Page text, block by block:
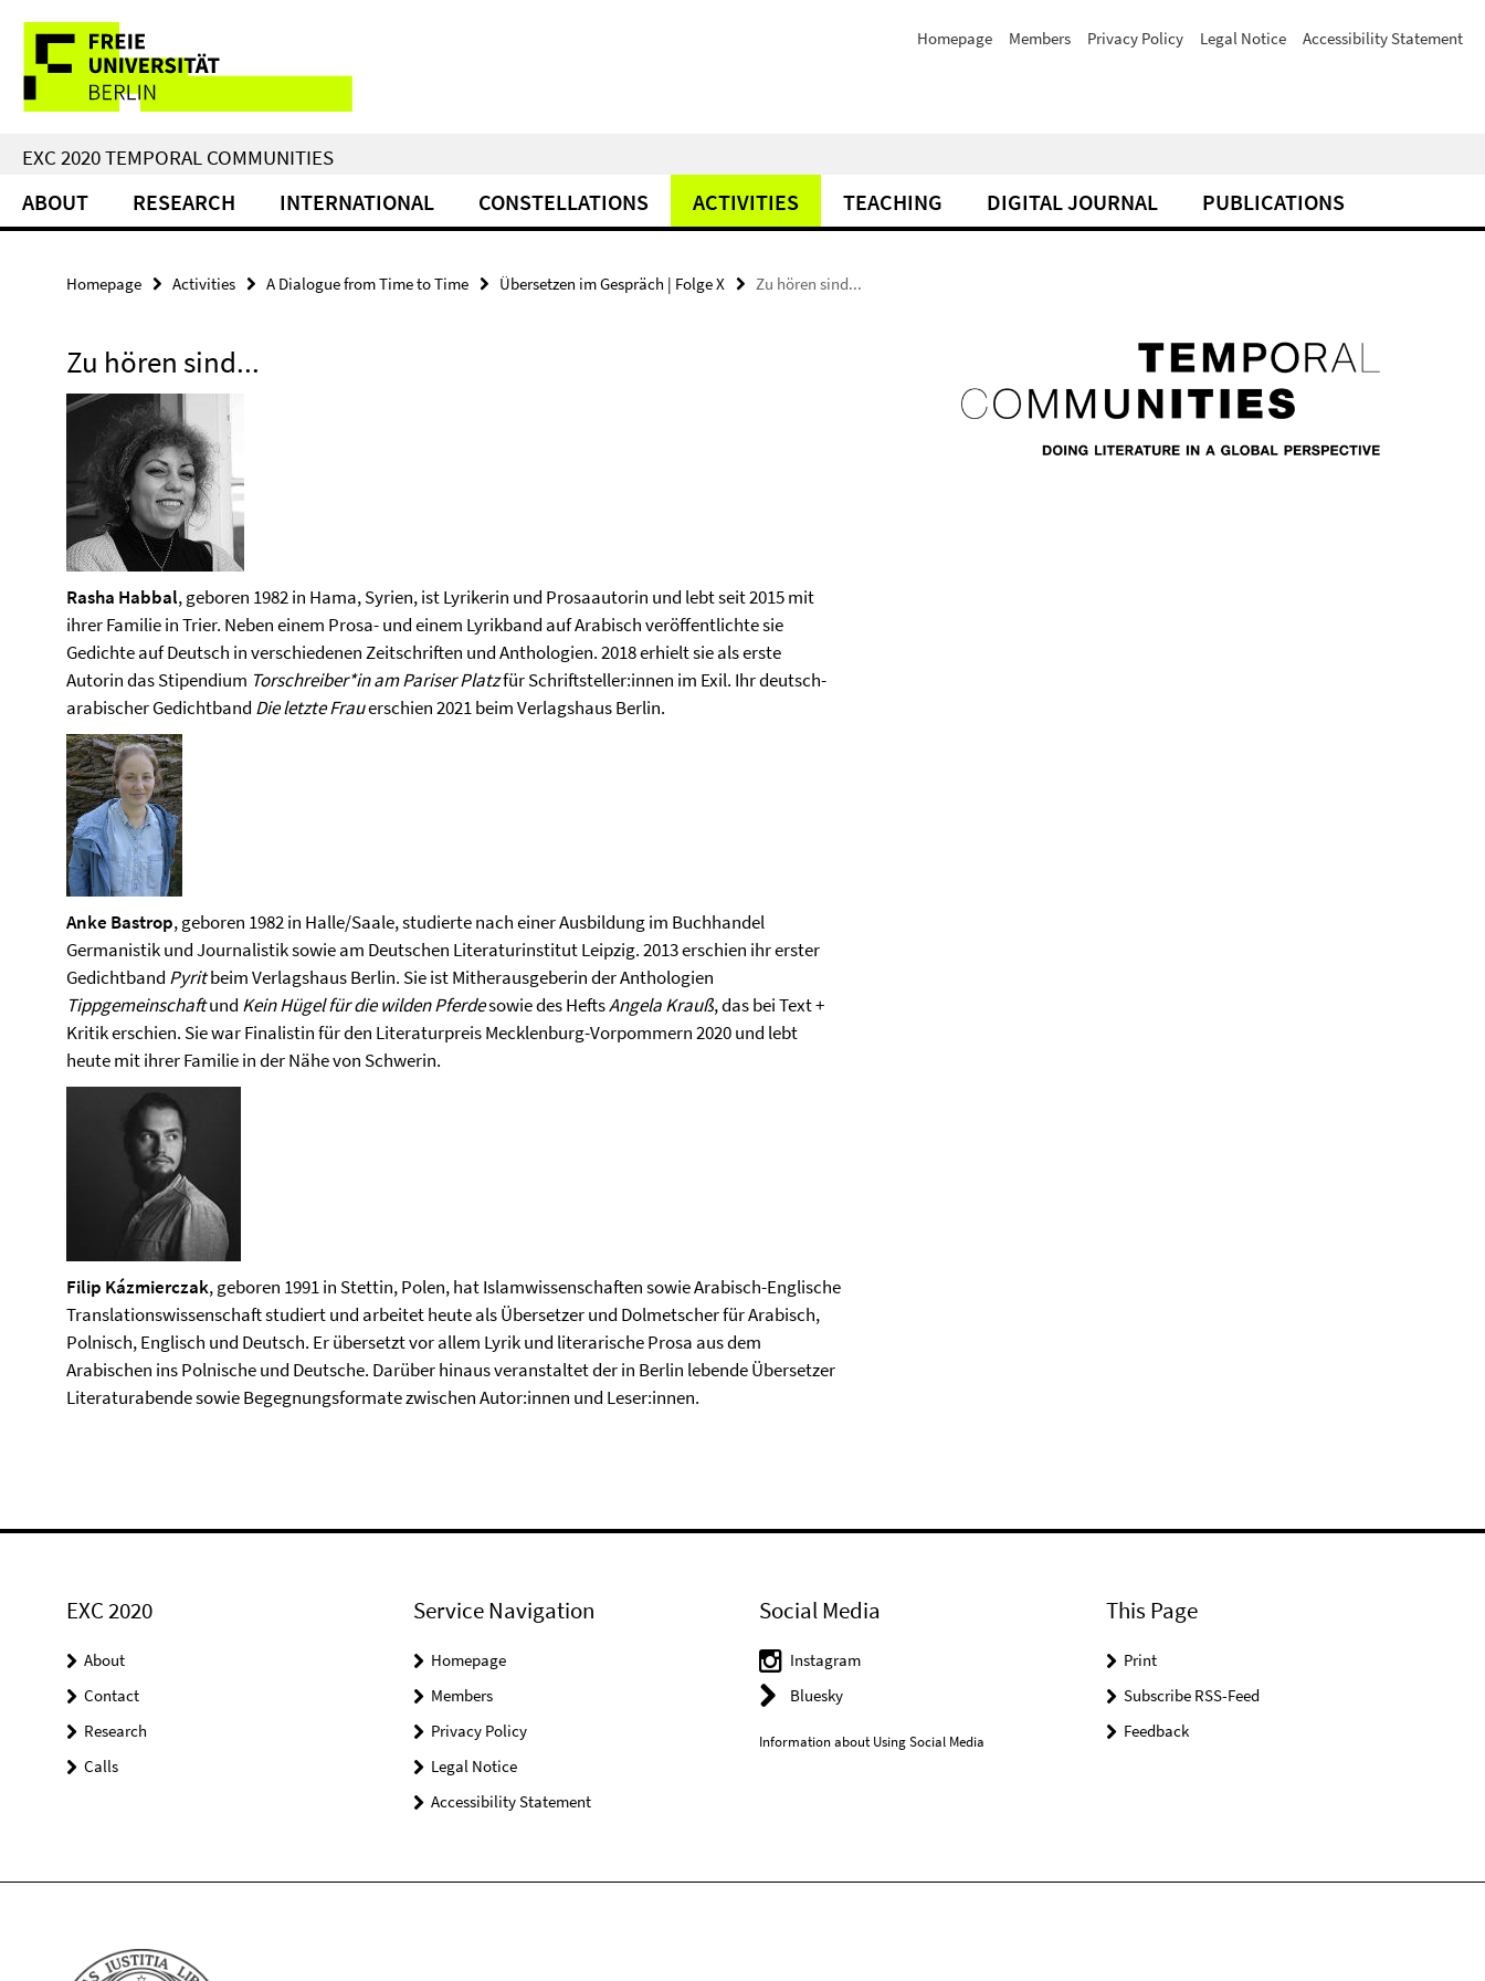
direkt
Inhalt
Service
Navigation
Homepage Members Privacy Policy Legal Notice Accessibility Statement
EXC 2020 TEMPORAL COMMUNITIES
ABOUT RESEARCH INTERNATIONAL CONSTELLATIONS ACTIVITIES TEACHING DIGITAL JOURNAL PUBLICATIONS
Homepage Activities A Dialogue from Time to Time Übersetzen im Gespräch | Folge X Zu hören sind...
Zu hören sind...
Rasha Habbal, geboren 1982 in Hama, Syrien, ist Lyrikerin und Prosaautorin und lebt seit 2015 mit
ihrer Familie in Trier. Neben einem Prosa- und einem Lyrikband auf Arabisch veröffentlichte sie
Gedichte auf Deutsch in verschiedenen Zeitschriften und Anthologien. 2018 erhielt sie als erste
Autorin das Stipendium Torschreiber*in am Pariser Platzfür Schriftsteller:innen im Exil. Ihr deutsch-
arabischer Gedichtband Die letzte Frauerschien 2021 beim Verlagshaus Berlin.
Anke Bastrop, geboren 1982 in Halle/Saale, studierte nach einer Ausbildung im Buchhandel
Germanistik und Journalistik sowie am Deutschen Literaturinstitut Leipzig. 2013 erschien ihr erster
Gedichtband Pyritbeim Verlagshaus Berlin. Sie ist Mitherausgeberin der Anthologien
Tippgemeinschaftund Kein Hügel für die wilden Pferdesowie des HeftsAngela Krauß, das bei Text +
Kritik erschien. Sie war Finalistin für den Literaturpreis Mecklenburg-Vorpommern 2020 und lebt
heute mit ihrer Familie in der Nähe von Schwerin.
Filip Kázmierczak, geboren 1991 in Stettin, Polen, hat Islamwissenschaften sowie Arabisch-Englische
Translationswissenschaft studiert und arbeitet heute als Übersetzer und Dolmetscher für Arabisch,
Polnisch, Englisch und Deutsch. Er übersetzt vor allem Lyrik und literarische Prosa aus dem
Arabischen ins Polnische und Deutsche. Darüber hinaus veranstaltet der in Berlin lebende Übersetzer
Literaturabende sowie Begegnungsformate zwischen Autor:innen und Leser:innen.
EXC 2020
About
Contact
Research
Calls
Service Navigation
Homepage
Members
Privacy Policy
Legal Notice
Accessibility Statement
Social Media
Instagram
Bluesky
Information about Using Social Media
This Page
Print
Subscribe RSS-Feed
Feedback